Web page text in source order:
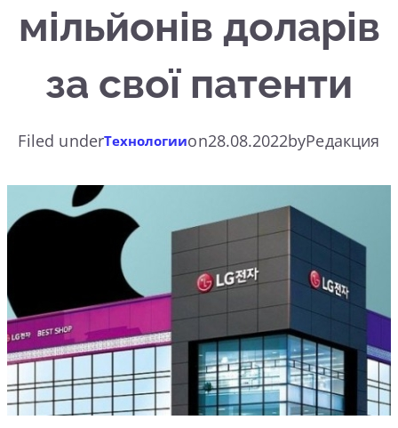
мільйонів доларів
за свої патенти
Filed underТехнологииon28.08.2022byРедакция